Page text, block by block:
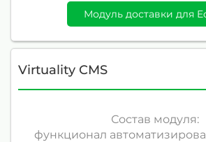
Модуль доставки для
Virtuality CMS
Состав модуля:
функционал